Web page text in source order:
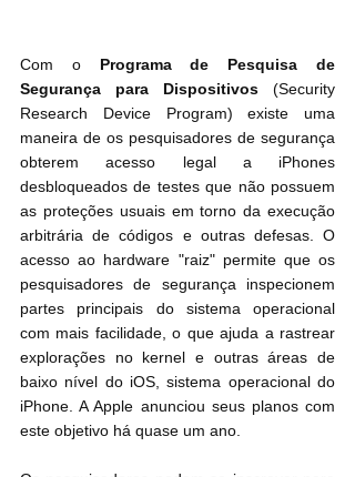
Com o Programa de Pesquisa de
Segurança para Dispositivos (Security
Research Device Program) existe uma
maneira de os pesquisadores de segurança
obterem acesso legal a iPhones
desbloqueados de testes que não possuem
as proteções usuais em torno da execução
arbitrária de códigos e outras defesas. O
acesso ao hardware "raiz" permite que os
pesquisadores de segurança inspecionem
partes principais do sistema operacional
com mais facilidade, o que ajuda a rastrear
explorações no kernel e outras áreas de
baixo nível do iOS, sistema operacional do
iPhone. A Apple anunciou seus planos com
este objetivo há quase um ano.